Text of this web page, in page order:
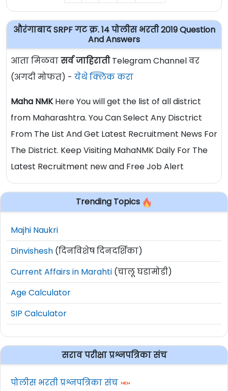
औरंगाबाद SRPF गट क्र. 14 पोलीस भरती 2019 Question
And Answers
आता मिळवासर्व जाहिरातीTelegram Channel वर
(अगदी मोफत) - येथे क्लिक करा
Maha NMKHere You will get the list of all district
from Maharashtra. You Can Select Any Disctrict
From The List And Get Latest Recruitment News For
The District. Keep Visiting MahaNMK Daily For The
Latest Recruitment new and Free Job Alert
Trending Topics
Majhi Naukri
Dinvishesh (दिनविशेष दिनदर्शिका)
Current Affairs in Marahti (चालू घडामोडी)
Age Calculator
SIP Calculator
सराव परीक्षा प्रश्नपत्रिका संच
पोलीस भरती प्रश्नपत्रिका संच